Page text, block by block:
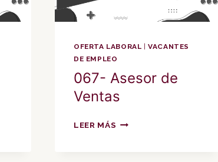
OFERTA LABORAL |VACANTES
DE EMPLEO
067- Asesor de
Ventas
LEER MÁS 067-